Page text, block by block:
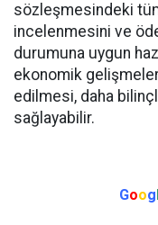
sözleşmesindeki
incelenmesini ve
durumuna uygun
ekonomik
edilmesi, daha
sağlayabilir.
Goog